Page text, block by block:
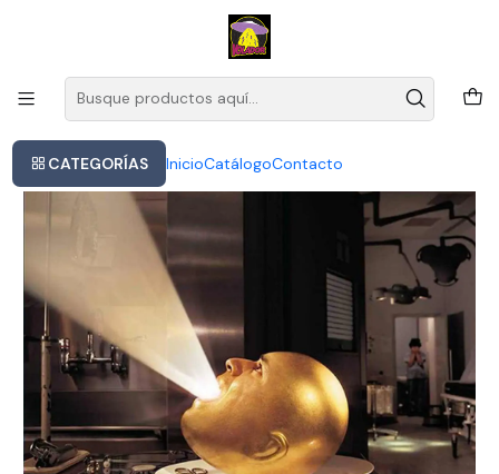
CATEGORÍAS InicioCatálogoContacto
Este es el texto del slide